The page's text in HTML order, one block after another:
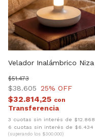
Velador Inalámbrico Niza
$38.605
$51.473
25% OFF
$32.814,25 con
3 cuotas sin interés de $12.868
6 cuotas sin interés de $6.434
(superando los $300.000)